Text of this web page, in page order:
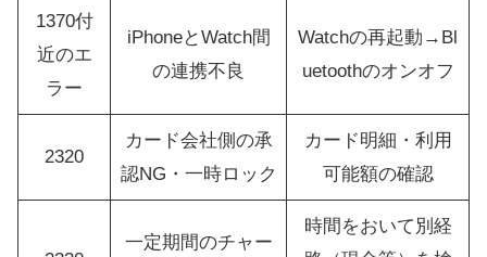
1370付
近のエ
ラー
iPhoneとWatch間
の連携不良
Watchの再起動→Bl
uetoothのオンオフ
2320
カード会社側の承
認NG・一時ロック
カード明細・利用
可能額の確認
一定期間のチャー
時間をおいて別経